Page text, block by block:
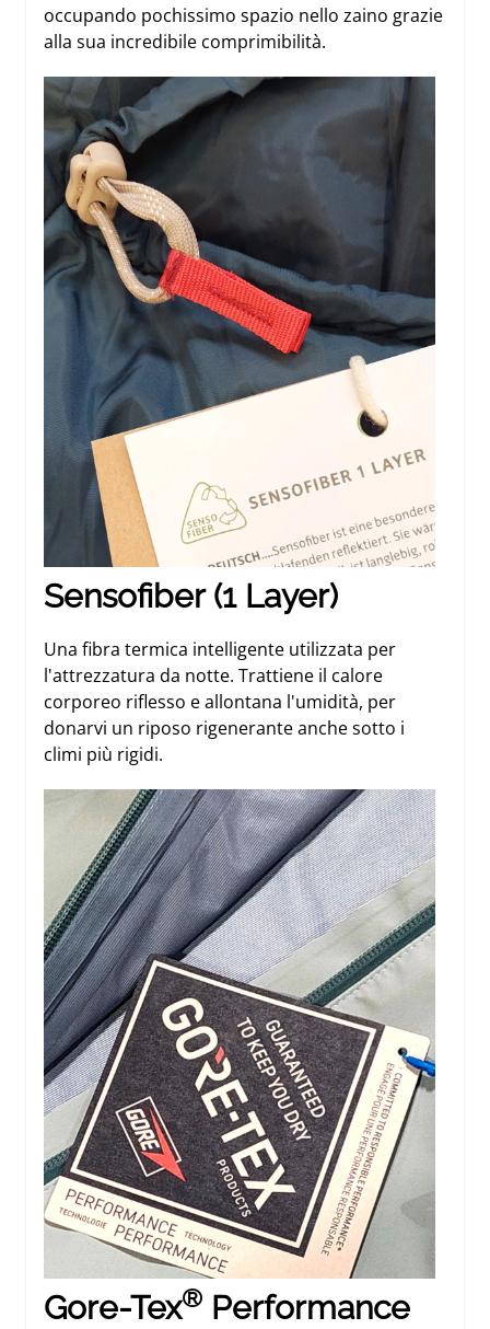
occupando pochissimo spazio nello zaino grazie
alla sua incredibile comprimibilità.
Sensofiber (1 Layer)
Una fibra termica intelligente utilizzata per
l'attrezzatura da notte. Trattiene il calore
corporeo riflesso e allontana l'umidità, per
donarvi un riposo rigenerante anche sotto i
climi più rigidi.
Gore-Tex® Performance